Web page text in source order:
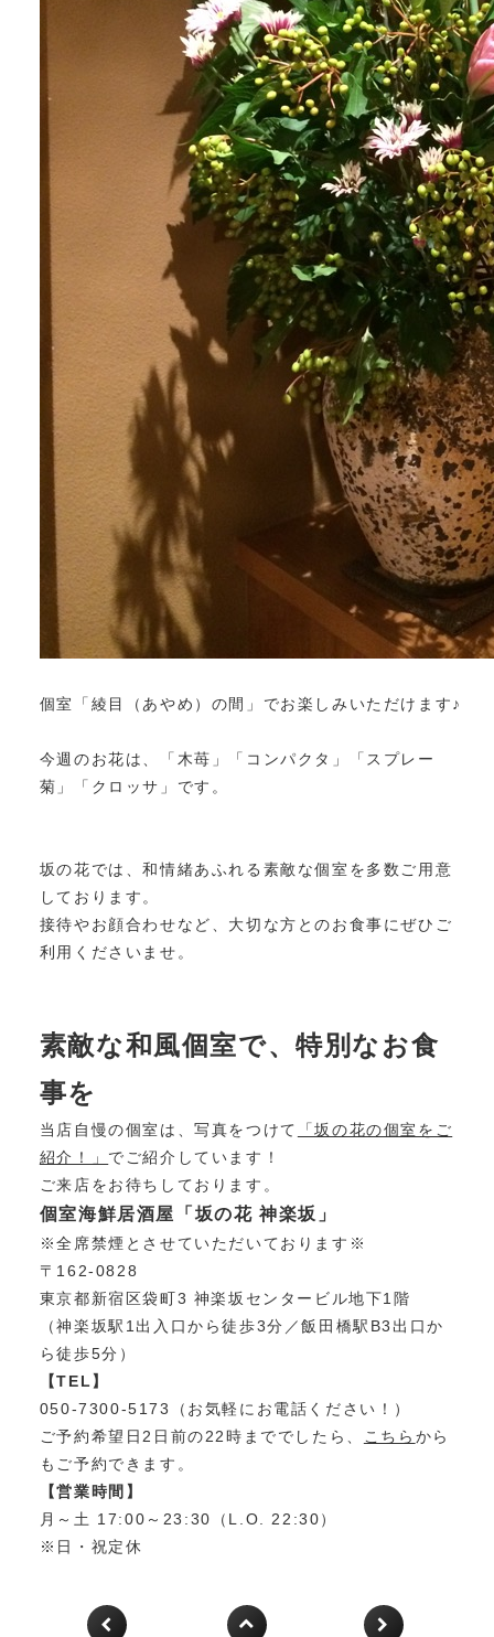
個室「綾目（あやめ）の間」でお楽しみいただけます♪
今週のお花は、「木苺」「コンパクタ」「スプレー
菊」「クロッサ」です。
坂の花では、和情緒あふれる素敵な個室を多数ご用意
しております。
接待やお顔合わせなど、大切な方とのお食事にぜひご
利用くださいませ。
素敵な和風個室で、特別なお食
事を
当店自慢の個室は、写真をつけて
「坂の花の個室をご
紹介！」 でご紹介しています！
ご来店をお待ちしております。
個室海鮮居酒屋「坂の花 神楽坂」
※全席禁煙とさせていただいております※
〒162-0828
東京都新宿区袋町3 神楽坂センタービル地下1階
（神楽坂駅1出入口から徒歩3分／飯田橋駅B3出口か
ら徒歩5分）
【TEL】
050-7300-5173（お気軽にお電話ください！）
ご予約希望日2日前の22時まででしたら、
こちら から
もご予約できます。
【営業時間】
月～土 17:00～23:30（L.O. 22:30）
※日・祝定休